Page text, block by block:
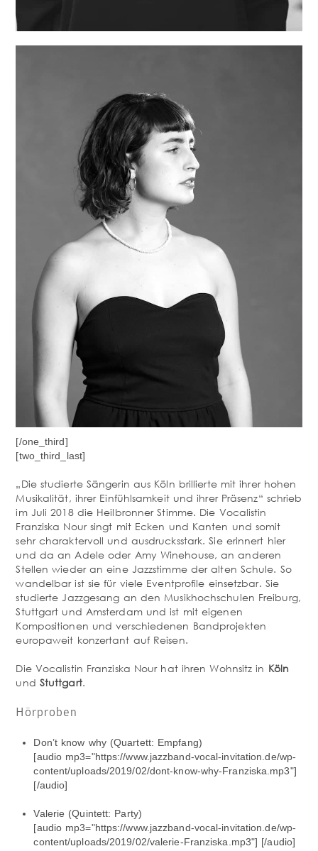
[/one_third]
[two_third_last]
„Die studierte Sängerin aus Köln brillierte mit ihrer hohen
Musikalität, ihrer Einfühlsamkeit und ihrer Präsenz“ schrieb
im Juli 2018 die Heilbronner Stimme. Die Vocalistin
Franziska Nour singt mit Ecken und Kanten und somit
sehr charaktervoll und ausdrucksstark. Sie erinnert hier
und da an Adele oder Amy Winehouse, an anderen
Stellen wieder an eine Jazzstimme der alten Schule. So
wandelbar ist sie für viele Eventprofile einsetzbar. Sie
studierte Jazzgesang an den Musikhochschulen Freiburg,
Stuttgart und Amsterdam und ist mit eigenen
Kompositionen und verschiedenen Bandprojekten
europaweit konzertant auf Reisen.
Die Vocalistin Franziska Nour hat ihren Wohnsitz in Köln
und Stuttgart.
Hörproben
Don’t know why (Quartett: Empfang)
[audio mp3="https://www.jazzband-vocal-invitation.de/wp-
content/uploads/2019/02/dont-know-why-Franziska.mp3"]
[/audio]
Valerie (Quintett: Party)
[audio mp3="https://www.jazzband-vocal-invitation.de/wp-
content/uploads/2019/02/valerie-Franziska.mp3"] [/audio]